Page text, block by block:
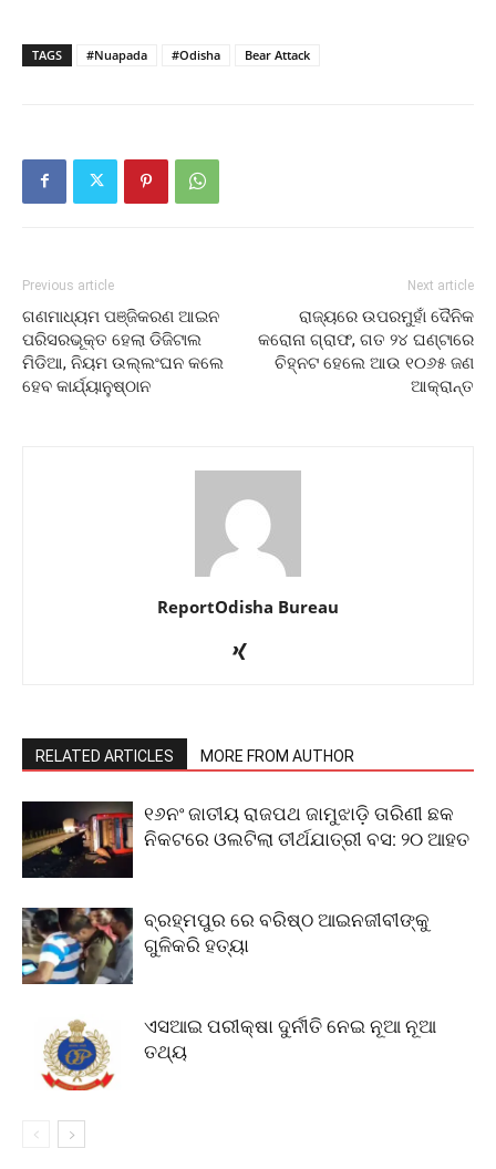
TAGS #Nuapada #Odisha Bear Attack
Previous article
ଗଣମାଧ୍ୟମ ପଞ୍ଜିକରଣ ଆଇନ
ପରିସରଭୂକ୍ତ ହେଲା ଡିଜିଟାଲ
ମିଡିଆ, ନିୟମ ଉଲ୍ଲଂଘନ କଲେ
ହେବ କାର୍ଯ୍ୟାନୁଷ୍ଠାନ
Next article
ରାଜ୍ୟରେ ଉପରମୁହାଁ ଦୈନିକ
କରୋନା ଗ୍ରାଫ, ଗତ ୨୪ ଘଣ୍ଟାରେ
ଚିହ୍ନଟ ହେଲେ ଆଉ ୧୦୬୫ ଜଣ
ଆକ୍ରାନ୍ତ
ReportOdisha Bureau
RELATED ARTICLES MORE FROM AUTHOR
୧୬ନଂ ଜାତୀୟ ରାଜପଥ ଜାମୁଝାଡ଼ି ତାରିଣୀ ଛକ
ନିକଟରେ ଓଲଟିଲା ତୀର୍ଥଯାତ୍ରୀ ବସ: ୨୦ ଆହତ
ବ୍ରହ୍ମପୁର ରେ ବରିଷ୍ଠ ଆଇନଜୀବୀଙ୍କୁ
ଗୁଳିକରି ହତ୍ୟା
ଏସଆଇ ପରୀକ୍ଷା ଦୁର୍ନୀତି ନେଇ ନୂଆ ନୂଆ
ତଥ୍ୟ